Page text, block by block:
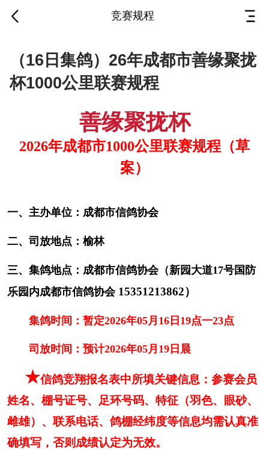
竞赛规程
（16日集鸽）26年成都
市善缘聚拢杯1000公里
联赛规程成都市信鸽协会
善缘聚拢杯
1000公里联赛规程
二、司放地点：榆林
国防乐园内成都市信鸽协会
集鸽时间：暂定2026年05月16日19点一23
点
★信鸽竞翔报名表中所填关键信息：参赛会
员姓名、棚号证号、足环号码、特征（羽色、眼
认真准确填写，否则成绩认定为无效。
★
请参赛会员在集鸽前确认会员棚号及经纬度
是否有误，有误请提前通过扫描器厂家修改正
确！
长按识别二维码看详情
（16日集鸽）26年成都市善缘聚拢
杯1000公里联赛规程
善缘聚拢杯
2026年成都市1000公里联赛规程 （草
案）
一、主办单位：成都市信鸽协会
二、司放地点：榆林
三、集鸽地点：成都市信鸽协会（新园大道17号国防
乐园内成都市信鸽协会 15351213862）
集鸽时间：暂定2026年05月16日19点一23点
司放时间：预计2026年05月19日晨
★信鸽竞翔报名表中所填关键信息：参赛会员
姓名、棚号证号、足环号码、特征（羽色、眼砂、
雌雄）、联系电话、鸽棚经纬度等信息均需认真准
确填写，否则成绩认定为无效。